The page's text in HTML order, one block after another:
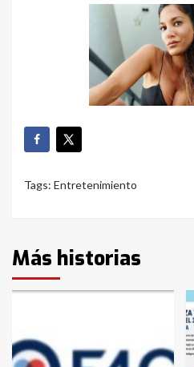
Tags: Entretenimiento
Más historias